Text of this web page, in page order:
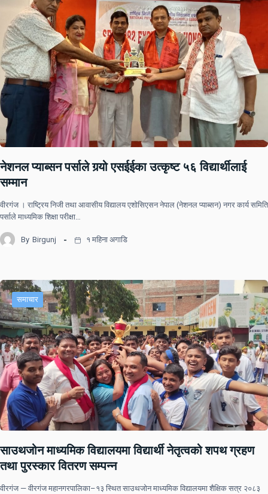
नेशनल प्याब्सन पर्साले गर्‍यो एसईईका उत्कृष्ट ५६ विद्यार्थीलाई
सम्मान
वीरगंज । राष्ट्रिय निजी तथा आवासीय विद्यालय एशोसिएसन नेपाल (नेशनल प्याब्सन) नगर कार्य समिति
पर्साले माध्यमिक शिक्षा परीक्षा…
By Birgunj १ महिना अगाडि
समाचार
साउथजोन माध्यमिक विद्यालयमा विद्यार्थी नेतृत्वको शपथ ग्रहण
तथा पुरस्कार वितरण सम्पन्न
वीरगंज — वीरगंज महानगरपालिका–१३ स्थित साउथजोन माध्यमिक विद्यालयमा शैक्षिक सत्र २०८३